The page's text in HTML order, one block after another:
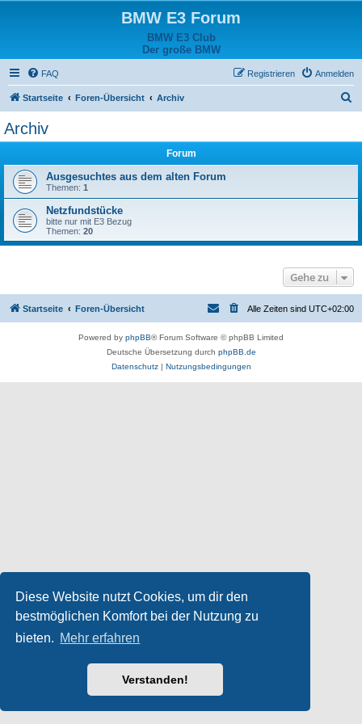
Diese Website nutzt Cookies, um dir den
bestmöglichen Komfort bei der Nutzung zu
bieten. Mehr erfahren
Verstanden!
BMW E3 Forum
BMW E3 Club
Der große BMW
FAQ Anmelden
Registrieren
Startseite Foren-Übersicht Archiv
Archiv
Forum
Ausgesuchtes aus dem alten Forum
Themen: 1
Netzfundstücke
bitte nur mit E3 Bezug
Themen: 20
Gehe zu
Startseite Foren-Übersicht Alle Zeiten sind UTC+02:00
Powered by phpBB® Forum Software © phpBB Limited
Deutsche Übersetzung durch phpBB.de
Datenschutz| Nutzungsbedingungen